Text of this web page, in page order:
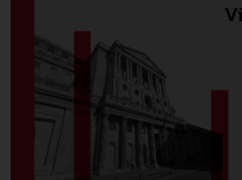
Juni 2006 («KAG»)
durch die FINMA.
verwaltete Fonds, die
der FINMA bewilligt
dürfen in der Schweiz
qualifizierten Anlegern
von Artikel 10 Absatz 1
angeboten werden. 3